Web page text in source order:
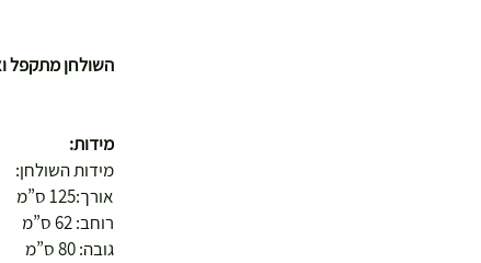
השולחן מתקפל
מידות:
מידות השולחן:
אורך:125 ס”מ
רוחב: 62 ס”מ
גובה: 80 ס”מ